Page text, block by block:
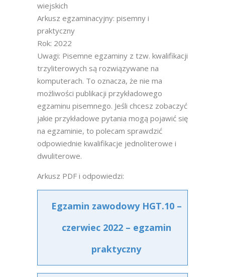
wiejskich
Arkusz egzaminacyjny: pisemny i
praktyczny
Rok: 2022
Uwagi: Pisemne egzaminy z tzw. kwalifikacji
trzyliterowych są rozwiązywane na
komputerach. To oznacza, że nie ma
możliwości publikacji przykładowego
egzaminu pisemnego. Jeśli chcesz zobaczyć
jakie przykładowe pytania mogą pojawić się
na egzaminie, to polecam sprawdzić
odpowiednie kwalifikacje jednoliterowe i
dwuliterowe.
Arkusz PDF i odpowiedzi:
Egzamin zawodowy HGT.10 –
czerwiec 2022 – egzamin
praktyczny